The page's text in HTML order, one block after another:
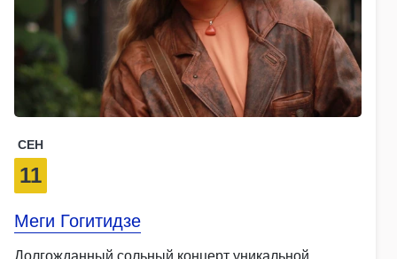
СЕН
11
Меги Гогитидзе